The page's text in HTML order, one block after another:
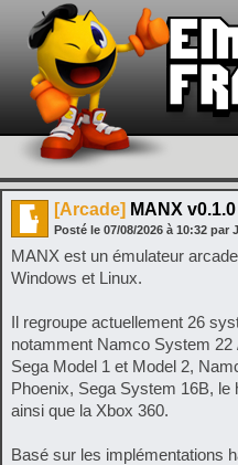
[Arcade] MANX
Posté le 07/08/2026 à 10:32 par
MANX est un émulateur
Windows et Linux.
Il regroupe actuellement 26
notamment Namco System
Sega Model 1 et Model 2,
Phoenix, Sega System 16B, le
ainsi que la Xbox 360.
Basé sur les implémentations